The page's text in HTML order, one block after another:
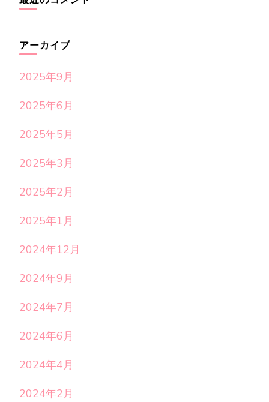
アーカイブ
2025年9月
2025年6月
2025年5月
2025年3月
2025年2月
2025年1月
2024年12月
2024年9月
2024年7月
2024年6月
2024年4月
2024年2月